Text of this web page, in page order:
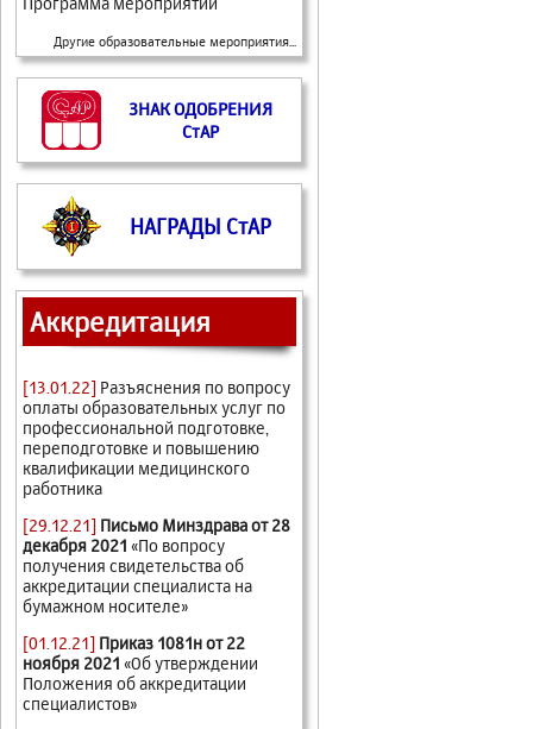
Другие образовательные мероприятия...
ЗНАК ОДОБРЕНИЯ
СтАР
НАГРАДЫ СтАР
Аккредитация
[13.01.22] Разъяснения по вопросу
оплаты образовательных услуг по
профессиональной подготовке,
переподготовке и повышению
квалификации медицинского
работника
[29.12.21] Письмо Минздрава от 28
декабря 2021 «По вопросу
получения свидетельства об
аккредитации специалиста на
бумажном носителе»
[01.12.21] Приказ 1081н от 22
ноября 2021 «Об утверждении
Положения об аккредитации
специалистов»